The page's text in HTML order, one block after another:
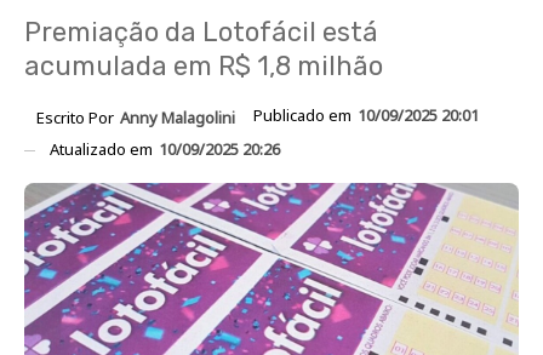
Premiação da Lotofácil está
acumulada em R$ 1,8 milhão
Escrito Por Anny Malagolini Publicado em 10/09/2025 20:01
Atualizado em 10/09/2025 20:26